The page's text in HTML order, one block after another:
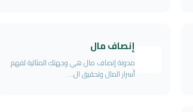
إنصاف مال
مدونة إنصاف مال هي وجهتك المثالية لفهم
أسرار المال وتحقيق ال...